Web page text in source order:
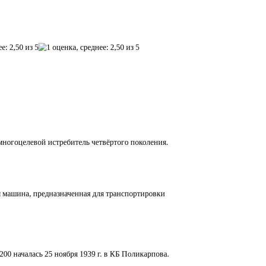
истребитель четвёртого поколения.
предназначенная для транспортировки
началась 25 ноября 1939 г. в КБ Поликарпова.